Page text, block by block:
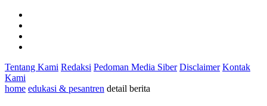
Tentang Kami Redaksi Pedoman Media Siber Disclaimer Kontak
Kami
home edukasi & pesantren detail berita